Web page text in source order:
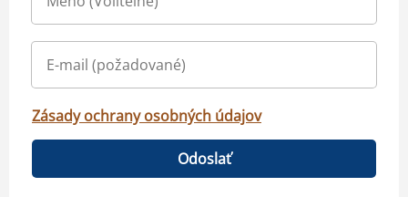
Zásady ochrany osobných údajov
Odoslať